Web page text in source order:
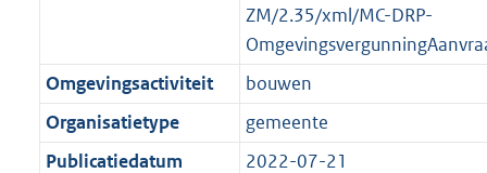
ZM/2.35/xml/MC-DRP-
Omgevingsactiviteit
bouwen
Organisatietype
gemeente
Publicatiedatum
2022-07-21